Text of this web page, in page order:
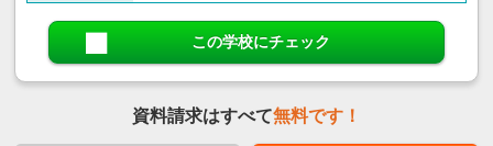
この学校にチェック
資料請求はすべて無料です！